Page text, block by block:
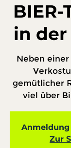
BIER-
in
Neben
gemütlicher
viel über
Anmeldung
Zur